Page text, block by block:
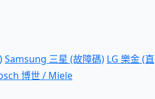
Samsung 三星 (故障碼) LG 樂金 (直
博世 / Miele